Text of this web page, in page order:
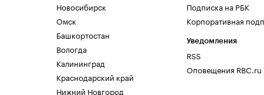
Новосибирск
Омск
Башкортостан
Вологда
Калининград
Краснодарский край
Нижний Новгород
Подписка на РБК
Корпоративная
Уведомления
RSS
Оповещения RBC.ru